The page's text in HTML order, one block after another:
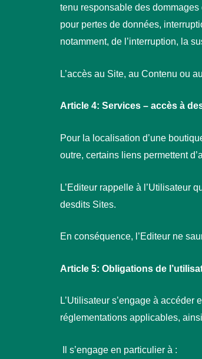
tenu responsable des
pour pertes de données,
notamment, de l’interruption, la
L’accès au Site, au Contenu ou
Article 4: Services – accès à
Pour la localisation d’une
outre, certains liens permettent
L’Editeur rappelle à l’Utilisateur
desdits Sites.
En conséquence, l’Editeur ne
Article 5: Obligations de
L’Utilisateur s’engage à
réglementations applicables,
Il s’engage en particulier à :